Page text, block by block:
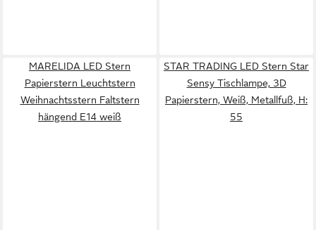
MARELIDA LED Stern
Papierstern Leuchtstern
Weihnachtsstern Faltstern
hängend E14 weiß
STAR TRADING LED Stern Star
Sensy Tischlampe, 3D
Papierstern, Weiß, Metallfuß, H:
55